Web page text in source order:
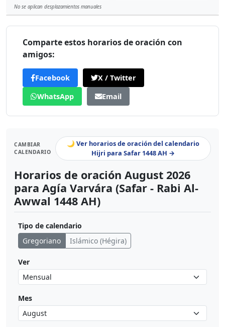
No se aplican desplazamientos manuales
Comparte estos horarios de oración con
amigos:
Facebook
X / Twitter
WhatsApp
Email
CAMBIAR
CALENDARIO
🌙 Ver horarios de oración del calendario
Hijri para Safar 1448 AH →
Horarios de oración August 2026
para Agía Varvára (Safar - Rabi Al-
Awwal 1448 AH)
Tipo de calendario
Gregoriano
Islámico (Hégira)
Ver
Mes